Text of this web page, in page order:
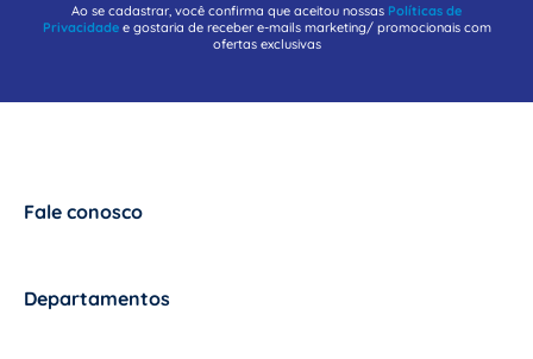
Ao se cadastrar, você confirma que aceitou nossas Políticas de
Privacidadee gostaria de receber e-mails marketing/ promocionais com
ofertas exclusivas
Fale conosco
Departamentos